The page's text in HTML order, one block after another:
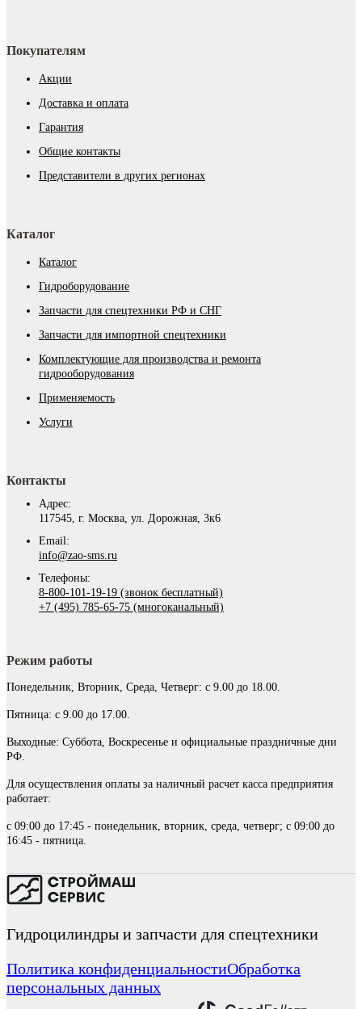
Покупателям
Акции
Доставка и оплата
Гарантия
Общие контакты
Представители в других регионах
Каталог
Каталог
Гидроборудование
Запчасти для спецтехники РФ и СНГ
Запчасти для импортной спецтехники
Комплектующие для производства и ремонта
гидрооборудования
Применяемость
Услуги
Контакты
Адрес:
117545, г. Москва, ул. Дорожная, 3к6
Email:
info@zao-sms.ru
Телефоны:
8-800-101-19-19 (звонок бесплатный)
+7 (495) 785-65-75 (многоканальный)
Режим работы
Понедельник, Вторник, Среда, Четверг: с 9.00 до 18.00.
Пятница: с 9.00 до 17.00.
Выходные: Суббота, Воскресенье и официальные праздничные дни
РФ.
Для осуществления оплаты за наличный расчет касса предприятия
работает:
с 09:00 до 17:45 - понедельник, вторник, среда, четверг; с 09:00 до
16:45 - пятница.
Гидроцилиндры и запчасти для спецтехники
Политика конфиденциальностиОбработка
персональных данных